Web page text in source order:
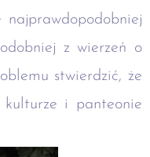
z wierzeń o
stwierdzić, że
i panteonie